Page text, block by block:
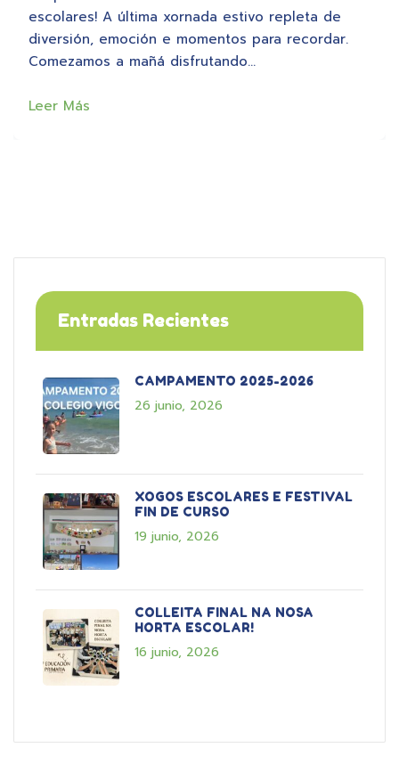
escolares! A última xornada estivo repleta de
diversión, emoción e momentos para recordar.
Comezamos a mañá disfrutando…
Leer Más
Entradas Recientes
CAMPAMENTO 2025-2026
26 junio, 2026
XOGOS ESCOLARES E FESTIVAL
FIN DE CURSO
19 junio, 2026
COLLEITA FINAL NA NOSA
HORTA ESCOLAR!
16 junio, 2026